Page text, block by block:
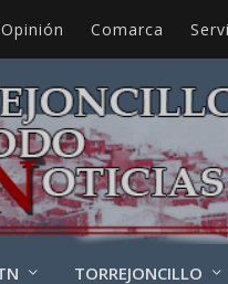
Opinión Comarca
TORREJONCILLO